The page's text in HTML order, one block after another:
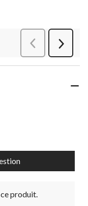
Suivant
produit.